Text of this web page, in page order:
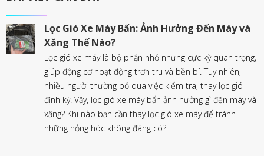
Lọc Gió Xe Máy Bẩn: Ảnh Hưởng Đến Máy và
Xăng Thế Nào?
Lọc gió xe máy là bộ phận nhỏ nhưng cực kỳ quan trọng,
giúp động cơ hoạt động trơn tru và bền bỉ. Tuy nhiên,
nhiều người thường bỏ qua việc kiểm tra, thay lọc gió
định kỳ. Vậy, lọc gió xe máy bẩn ảnh hưởng gì đến máy và
xăng? Khi nào bạn cần thay lọc gió xe máy để tránh
những hỏng hóc không đáng có?